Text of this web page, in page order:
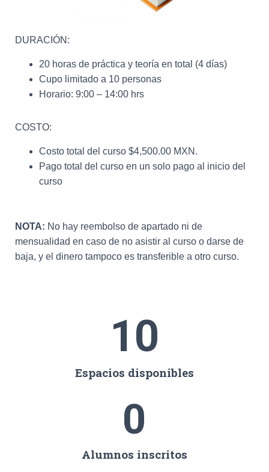
DURACIÓN:
20 horas de práctica y teoría en total (4 días)
Cupo limitado a 10 personas
Horario: 9:00 – 14:00 hrs
COSTO:
Costo total del curso $4,500.00 MXN.
Pago total del curso en un solo pago al inicio del
curso
NOTA: No hay reembolso de apartado ni de
mensualidad en caso de no asistir al curso o darse de
baja, y el dinero tampoco es transferible a otro curso.
Espacios disponibles
10
Alumnos inscritos
0